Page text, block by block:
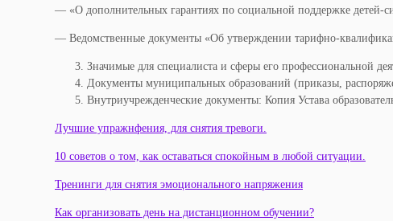
— «О дополнительных гарантиях по социальной поддержке детей-
— Ведомственные документы «Об утверждении тарифно-
Значимые для специалиста и сферы его профессиональной
Документы муниципальных образований (приказы,
Внутриучрежденческие документы: Копия Устава
Лучшие упражнфения, для снятия тревоги.
10 советов о том, как оставаться спокойным в любой ситуации.
Тренинги для снятия эмоционального напряжения
Как организовать день на дистанционном обучении?